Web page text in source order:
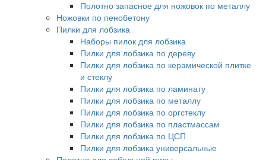
Полотно запасное для ножовок по металлу
Ножовки по пенобетону
Пилки для лобзика
Наборы пилок для лобзика
Пилки для лобзика по дереву
Пилки для лобзика по керамической плитке
и стеклу
Пилки для лобзика по ламинату
Пилки для лобзика по металлу
Пилки для лобзика по оргстеклу
Пилки для лобзика по пластмассам
Пилки для лобзика по ЦСП
Пилки для лобзика универсальные